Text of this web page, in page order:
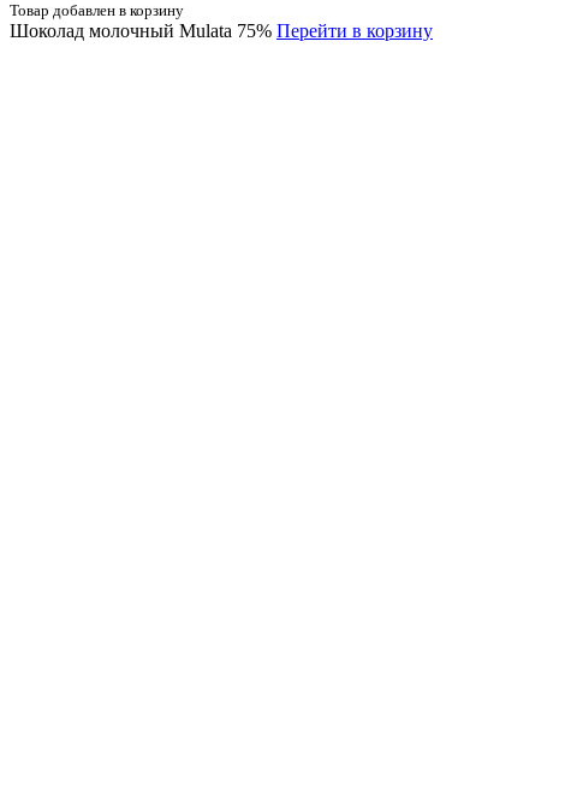
Товар добавлен в корзину
Шоколад молочный Mulata 75% Перейти в корзину